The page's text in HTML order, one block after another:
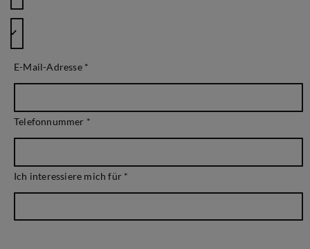
E-Mail-Adresse *
Telefonnummer *
Ich interessiere mich für *